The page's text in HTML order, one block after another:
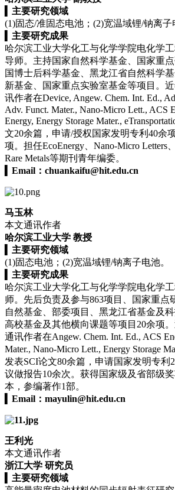
主要研究领域
(1)固态/准固态电池；(2)宽温域锂/钠离子
主要研究成果
哈尔滨工业大学化工与化学学院电化学
导师。主持国家自然科学基金、国家重
国博士后科学基金、黑龙江省自然科学
新基金、国家重点实验室基金等项目。
讯作者在Device, Angew. Chem. Int. Ed.,
Adv. Funct. Mater., Nano-Micro Lett., ACS
Energy, Energy Storage Mater.,
文20余篇，申请/授权国家发明专利40余
项。担任EcoEnergy、Nano-Micro Letters、
Rare Metals等期刊青年编委。
Email： chuankaifu@hit.edu.cn
马玉林
本文通讯作者
哈尔滨工业大学 教授
主要研究领域
(1)固态电池；(2)宽温域锂/钠离子电池。
主要研究成果
哈尔滨工业大学化工与化学学院电化学
师。先后负责及参与863项目、国家重点
自然基金、部委项目、黑龙江省基金及
高校基金及其他横向课题等项目20余项
通讯作者在Angew. Chem. Int. Ed., ACS
Mater., Nano-Micro Lett., Energy Storage
发表SCI论文80余篇，申请国家发明专利
议做报告10余次。获得国家级及省部级
本，参编著作1部。
Email： mayulin@hit.edu.cn
王利光
本文通讯作者
浙江大学 研究员
主要研究领域